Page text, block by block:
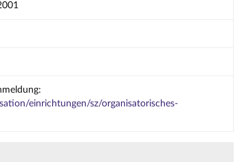
einrichtungen/sz/organisatorisches-